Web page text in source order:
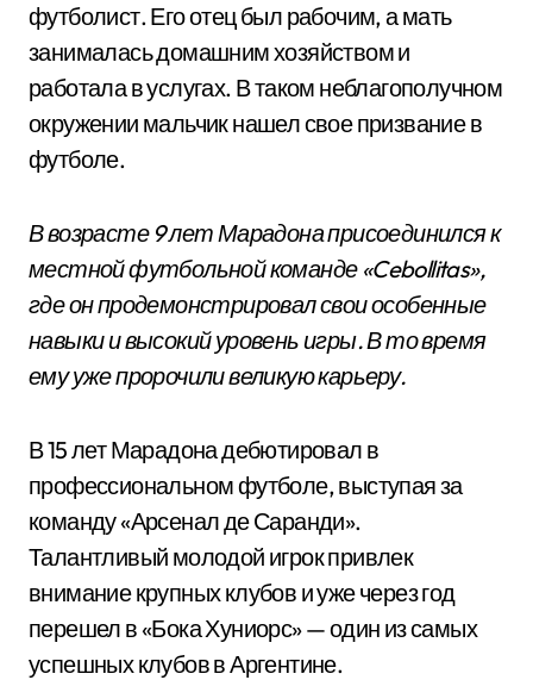
футболист. Его отец был рабочим, а мать
занималась домашним хозяйством и
работала в услугах. В таком неблагополучном
окружении мальчик нашел свое призвание в
футболе.
В возрасте 9 лет Марадона присоединился к
местной футбольной команде «Cebollitas»,
где он продемонстрировал свои особенные
навыки и высокий уровень игры. В то время
ему уже пророчили великую карьеру.
В 15 лет Марадона дебютировал в
профессиональном футболе, выступая за
команду «Арсенал де Саранди».
Талантливый молодой игрок привлек
внимание крупных клубов и уже через год
перешел в «Бока Хуниорс» — один из самых
успешных клубов в Аргентине.